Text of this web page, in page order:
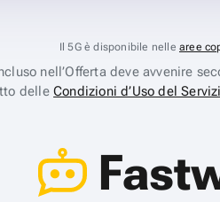
Il 5G è disponibile nelle aree
nell’Offerta deve avvenire
delleCondizioni d’Uso del